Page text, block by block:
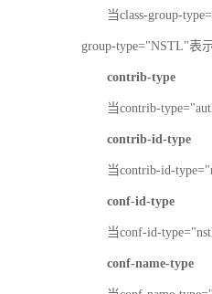
当class-group-
group-type="NSTL"表
contrib-type
当contrib-
contrib-id-type
当contrib-id-
conf-id-type
当conf-id-
conf-name-type